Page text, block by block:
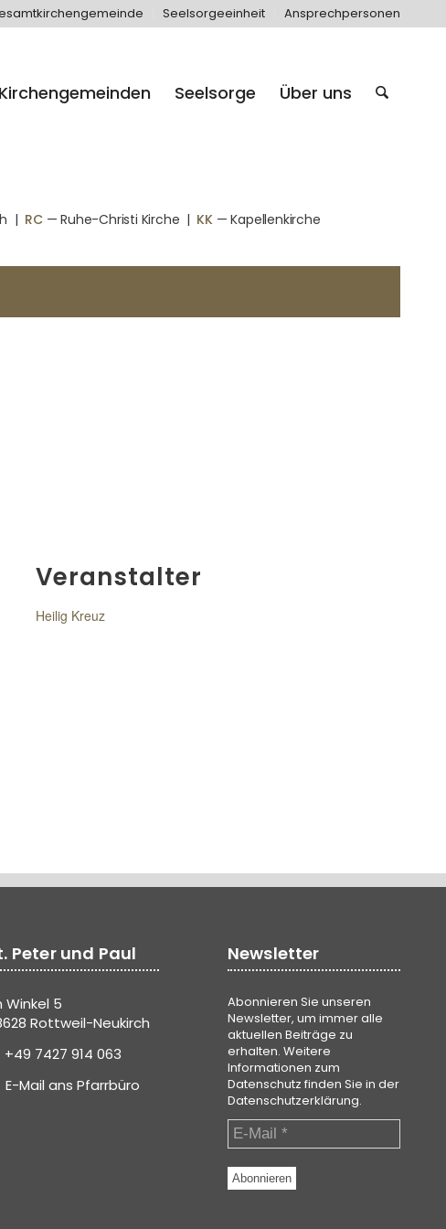
Seelsorgeeinheit Ansprechpersonen
Kirchengemeinden Seelsorge Über uns
| RC— Ruhe-Christi Kirche | KK — Kapellenkirche
Veranstalter
Heilig Kreuz
Peter und Paul
Winkel 5
Rottweil-Neukirch
+49 7427 914 063
E-Mail ans Pfarrbüro
Newsletter
Abonnieren Sie unseren
Newsletter, um immer alle
aktuellen Beiträge zu
erhalten. Weitere
Informationen zum
Datenschutz finden Sie in der
Datenschutzerklärung.